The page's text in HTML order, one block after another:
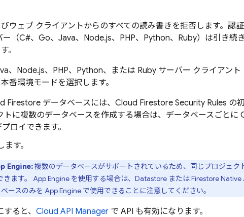
ウェブ クライアントからのすべての読み書きを拒否します。認
ー（C#、Go、Java、Node.js、PHP、Python、Ruby）は引き続
。
、Node.js、PHP、Python、または Ruby サーバー クライアント
番環境モードを選択します。
Firestore データベースには、 Cloud Firestore Security Rules の
トに複数のデータベースを作成する場合は、データベースごとに
ロイできます。
す。
Engine:複数のデータベースがサポートされているため、同じプロジェク
ます。 App Engine を使用する場合は、Datastore または Firestore Native
ースのみを App Engine で使用できることに注意してください。
ると、 Cloud API Manager で API も有効になります。